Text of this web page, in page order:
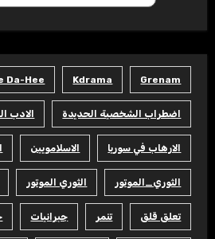
Grenam
Kdrama
Da-Hee
اضطراب الشخصية الحديدة الادب
الارهاب في سوريا الاسلامويين
الثوري_الموتور الثوري الموتور
تعلق قلق تنمر جبرانيات